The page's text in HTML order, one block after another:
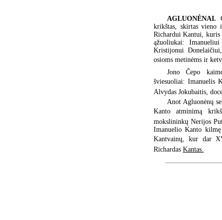
AGLUONĖNAI.
krikštas, skirtas vieno
Richardui Kantui, kuris
ąžuoliukai:
Kristijonui
osioms metinėms ir
Jono Čepo
šviesuoliai: Imanuelis
Alvydas Jokubaitis,
Anot Agluonėnų
Kanto atminimą
mokslininkų Nerijos
Imanuelio Kanto
Kantvainų, kur dar
Richardas Kantas.